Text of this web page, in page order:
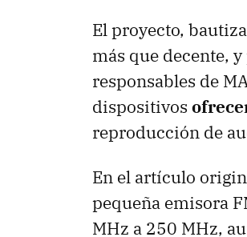
El proyecto,
más que decente,
responsables de
dispositivos
reproducción de
En el artículo
pequeña emisora
MHz a 250 MHz,